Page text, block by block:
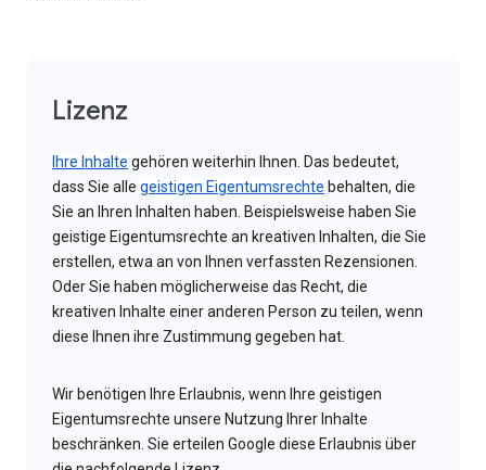
Lizenz
Ihre Inhalte gehören weiterhin Ihnen. Das bedeutet,
dass Sie alle geistigen Eigentumsrechte behalten, die
Sie an Ihren Inhalten haben. Beispielsweise haben Sie
geistige Eigentumsrechte an kreativen Inhalten, die Sie
erstellen, etwa an von Ihnen verfassten Rezensionen.
Oder Sie haben möglicherweise das Recht, die
kreativen Inhalte einer anderen Person zu teilen, wenn
diese Ihnen ihre Zustimmung gegeben hat.
Wir benötigen Ihre Erlaubnis, wenn Ihre geistigen
Eigentumsrechte unsere Nutzung Ihrer Inhalte
beschränken. Sie erteilen Google diese Erlaubnis über